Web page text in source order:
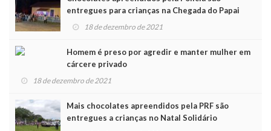
entregues para crianças na Chegada do Papai
Noel
18 de dezembro de 2021
Homem é preso por agredir e manter mulher em
cárcere privado
18 de dezembro de 2021
Mais chocolates apreendidos pela PRF são
entregues a crianças no Natal Solidário